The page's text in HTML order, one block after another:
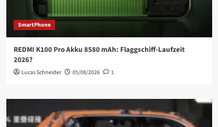
SmartPhone
REDMI K100 Pro Akku 8580 mAh: Flaggschiff-Laufzeit
2026?
Lucas Schneider 05/08/2026 1